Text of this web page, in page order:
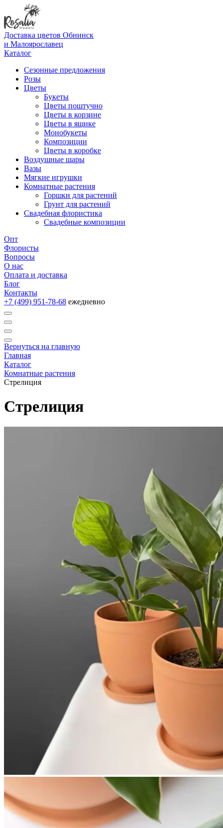
Доставка цветов Обнинск
и Малоярославец
Каталог
Сезонные предложения
Розы
Цветы
Букеты
Цветы поштучно
Цветы в корзине
Цветы в ящике
Монобукеты
Композиции
Цветы в коробке
Воздушные шары
Вазы
Мягкие игрушки
Комнатные растения
Горшки для растений
Грунт для растений
Свадебная флористика
Свадебные композиции
Опт
Флористы
Вопросы
О нас
Оплата и доставка
Блог
Контакты
+7 (499) 951-78-68 ежедневно
Вернуться на главную
Главная
Каталог
Комнатные растения
Стрелиция
Стрелиция